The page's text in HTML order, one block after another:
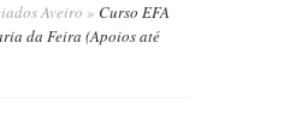
Aveiro » Curso EFA
da Feira (Apoios até